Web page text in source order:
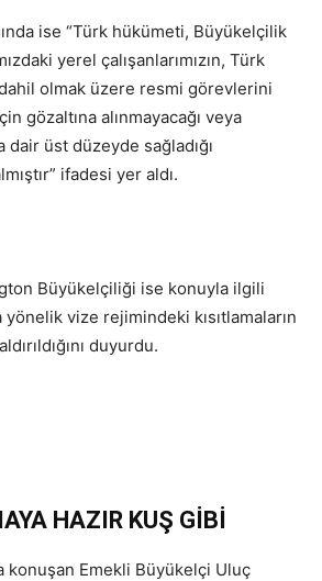
ise “Türk hükümeti, Büyükelçilik
yerel çalışanlarımızın, Türk
olmak üzere resmi görevlerini
gözaltına alınmayacağı veya
dair üst düzeyde sağladığı
ifadesi yer aldı.
Büyükelçiliği ise konuyla ilgili
yönelik vize rejimindeki kısıtlamaların
duyurdu.
HAZIR KUŞ GİBİ
konuşan Emekli Büyükelçi Uluç